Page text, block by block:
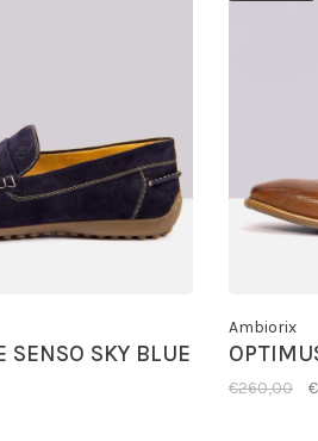
SENSO SKY BLUE
Ambiorix
€260,00